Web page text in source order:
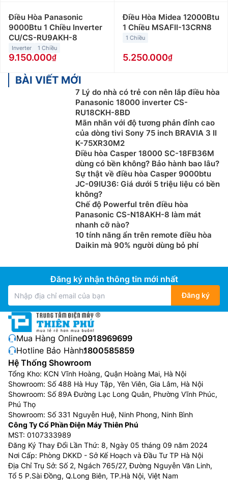
Điều Hòa Panasonic
9000Btu 1 Chiều Inverter
CU/CS-RU9AKH-8
Inverter 1 Chiều
9.150.000
Điều Hòa Midea 12000Btu
1 Chiều MSAFII-13CRN8
1 Chiều
5.250.000
BÀI VIẾT MỚI
7 Lý do nhà có trẻ con nên lắp điều hòa
Panasonic 18000 inverter CS-
RU18CKH-8BD
Mãn nhãn với độ tương phản đỉnh cao
của dòng tivi Sony 75 inch BRAVIA 3 II
K-75XR30M2
Điều hòa Casper 18000 SC-18FB36M
dùng có bền không? Bảo hành bao lâu?
Sự thật về điều hòa Casper 9000btu
JC-09IU36: Giá dưới 5 triệu liệu có bền
không?
Chế độ Powerful trên điều hòa
Panasonic CS-N18AKH-8 làm mát
nhanh cỡ nào?
10 tính năng ẩn trên remote điều hòa
Daikin mà 90% người dùng bỏ phí
Đăng ký nhận thông tin mới nhất
Đăng ký
Mua Hàng Online:0918969699
Hotline Bảo Hành:1800585859
Hệ Thống Showroom
Tổng Kho: KCN Vĩnh Hoàng, Quận Hoàng Mai, Hà Nội
Showroom: Số 488 Hà Huy Tập, Yên Viên, Gia Lâm, Hà Nội
Showroom: Số 89A Đường Lạc Long Quân, Phường Vĩnh Phúc,
Phú Thọ
Showroom: Số 331 Nguyễn Huệ, Ninh Phong, Ninh Bình
Công Ty Cổ Phần Điện Máy Thiên Phú
MST: 0107333989
Đăng Ký Thay Đổi Lần Thứ: 8, Ngày 05 tháng 09 năm 2024
Nơi Cấp: Phòng DKKD - Sở Kế Hoạch và Đầu Tư TP Hà Nội
Địa Chỉ Trụ Sở: Số 2, Ngách 765/27, Đường Nguyễn Văn Linh,
Tổ 5 P.Sài Đồng, Q.Long Biên, TP.Hà Nội, Việt Nam